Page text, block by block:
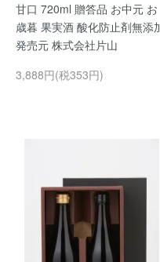
甘口 720ml 贈答品 お中元 お
歳暮 果実酒 酸化防止剤無添
発売元 株式会社片山
3,888円(税353円)